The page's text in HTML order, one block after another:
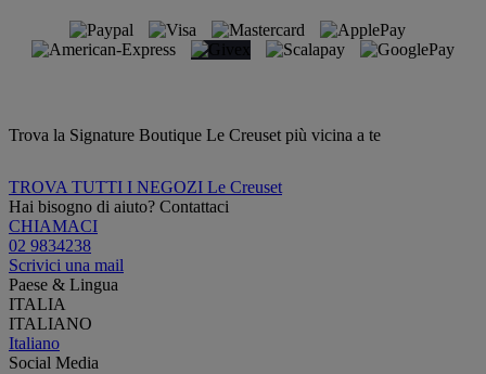
Trova la Signature Boutique Le Creuset più vicina a te
TROVA TUTTI I NEGOZI Le Creuset
Hai bisogno di aiuto? Contattaci
CHIAMACI
02 9834238
Scrivici una mail
Paese & Lingua
ITALIA
ITALIANO
Italiano
Social Media